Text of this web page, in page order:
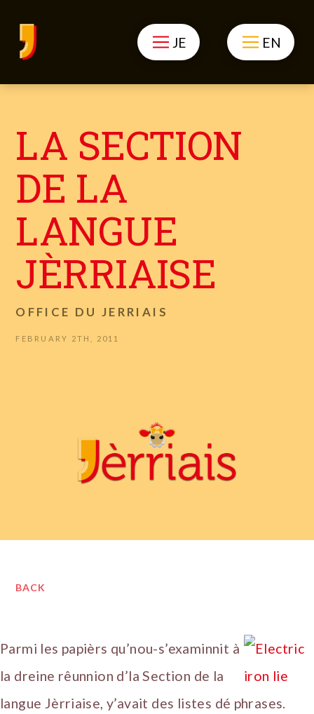
JE EN
LA SECTION
DE LA
LANGUE
JÈRRIAISE
OFFICE DU JERRIAIS
FEBRUARY 2TH, 2011
BACK
Parmi les papièrs qu’nou-s’examinnit à
la dreine rêunnion d’la Section de la
langue Jèrriaise, y’avait des listes dé phrases.